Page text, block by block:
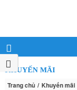
KHUYẾN MÃI
Trang chủ Khuyến mãi